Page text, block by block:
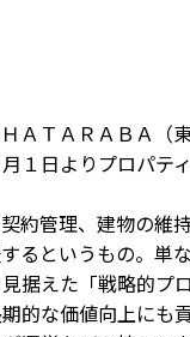
ＡＴＡＲＡＢＡ（
１日よりプロパテ
約管理、建物の維
るというもの。単
据えた「戦略的プ
的な価値向上にも